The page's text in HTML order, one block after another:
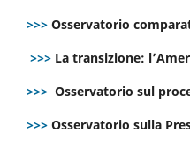
>>> Osservatorio
>>> La transizione:
>>> Osservatorio sul
>>> Osservatorio sulla